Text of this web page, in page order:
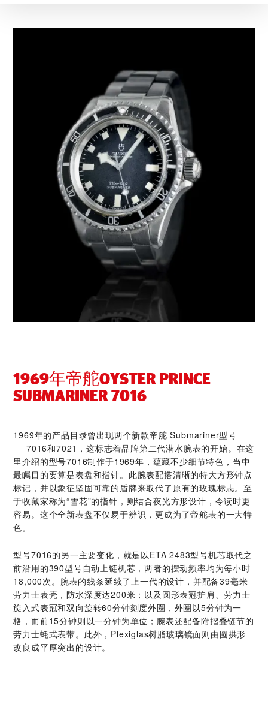
1969年帝舵OYSTER PRINCE
SUBMARINER 7016
1969年的产品目录曾出现两个新款帝舵 Submariner型号
──7016和7021，这标志着品牌第二代潜水腕表的开始。在这
里介绍的型号7016制作于1969年，蕴藏不少细节特色，当中
最瞩目的要算是表盘和指针。此腕表配搭清晰的特大方形钟点
标记，并以象征坚固可靠的盾牌来取代了原有的玫瑰标志。至
于收藏家称为“雪花”的指针，则结合夜光方形设计，令读时更
容易。这个全新表盘不仅易于辨识，更成为了帝舵表的一大特
色。
型号7016的另一主要变化，就是以ETA 2483型号机芯取代之
前沿用的390型号自动上链机芯，两者的摆动频率均为每小时
18,000次。腕表的线条延续了上一代的设计，并配备39毫米
劳力士表壳，防水深度达200米；以及圆形表冠护肩、劳力士
旋入式表冠和双向旋转60分钟刻度外圈，外圈以5分钟为一
格，而前15分钟则以一分钟为单位；腕表还配备附摺叠链节的
劳力士蚝式表带。此外，Plexiglas树脂玻璃镜面则由圆拱形
改良成平厚突出的设计。